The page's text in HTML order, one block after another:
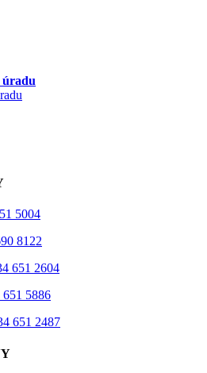
úradu
5004
8122
651 2604
5886
651 2487